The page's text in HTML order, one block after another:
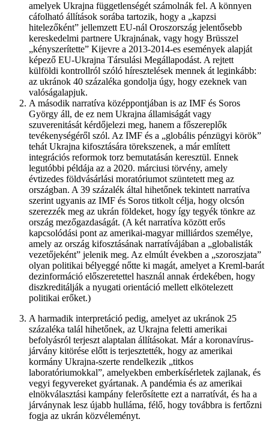
amelyek Ukrajna függetlenségét számolnák fel. A könnyen
cáfolható állítások sorába tartozik, hogy a „kapzsi
hitelezőként” jellemzett EU-nál Oroszország jelentősebb
kereskedelmi partnere Ukrajnának, vagy hogy Brüsszel
„kényszerítette” Kijevre a 2013-2014-es események alapját
képező EU-Ukrajna Társulási Megállapodást. A rejtett
külföldi kontrollról szóló híresztelések mennek át leginkább:
az ukránok 40 százaléka gondolja úgy, hogy ezeknek van
valóságalapjuk.
A második narratíva középpontjában is az IMF és Soros
György áll, de ez nem Ukrajna államiságát vagy
szuverenitását kérdőjelezi meg, hanem a főszereplők
tevékenységéről szól. Az IMF és a „globális pénzügyi körök”
tehát Ukrajna kifosztására törekszenek, a már említett
integrációs reformok torz bemutatásán keresztül. Ennek
legutóbbi példája az a 2020. márciusi törvény, amely
évtizedes földvásárlási moratóriumot szüntetett meg az
országban. A 39 százalék által hihetőnek tekintett narratíva
szerint ugyanis az IMF és Soros titkolt célja, hogy olcsón
szerezzék meg az ukrán földeket, hogy így tegyék tönkre az
ország mezőgazdaságát. (A két narratíva között erős
kapcsolódási pont az amerikai-magyar milliárdos személye,
amely az ország kifosztásának narratívájában a „globalisták
vezetőjeként” jelenik meg. Az elmúlt években a „szoroszjata”
olyan politikai bélyeggé nőtte ki magát, amelyet a Kreml-barát
dezinformáció előszeretettel használ annak érdekében, hogy
diszkreditálják a nyugati orientáció mellett elkötelezett
politikai erőket.)
A harmadik interpretáció pedig, amelyet az ukránok 25
százaléka talál hihetőnek, az Ukrajna feletti amerikai
befolyásról terjeszt alaptalan állításokat. Már a koronavírus-
járvány kitörése előtt is terjesztették, hogy az amerikai
kormány Ukrajna-szerte rendelkezik „titkos
laboratóriumokkal”, amelyekben emberkísérletek zajlanak, és
vegyi fegyvereket gyártanak. A pandémia és az amerikai
elnökválasztási kampány felerősítette ezt a narratívát, és ha a
járványnak lesz újabb hulláma, félő, hogy továbbra is fertőzni
fogja az ukrán közvéleményt.